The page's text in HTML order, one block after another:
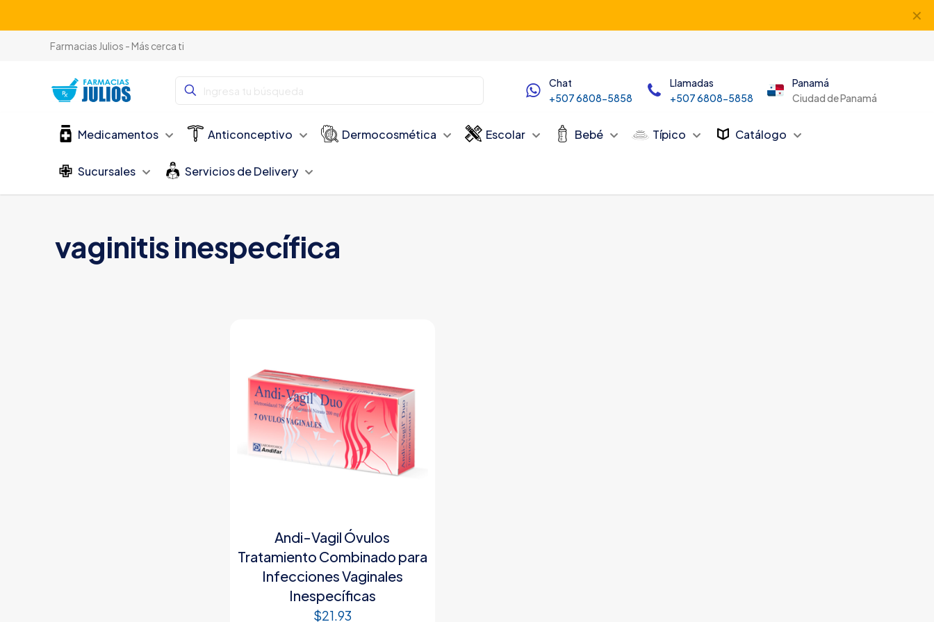
✕
Farmacias Julios - Más cerca ti
Chat
+507 6808-5858
Llamadas
+507 6808-5858
Panamá
Ciudad de Panamá
Medicamentos Anticonceptivo Dermocosmética Escolar Bebé Típico Catálogo
Sucursales Servicios de Delivery
vaginitis inespecífica
Andi-Vagil Óvulos
Tratamiento Combinado para
Infecciones Vaginales
Inespecíficas
$21.93